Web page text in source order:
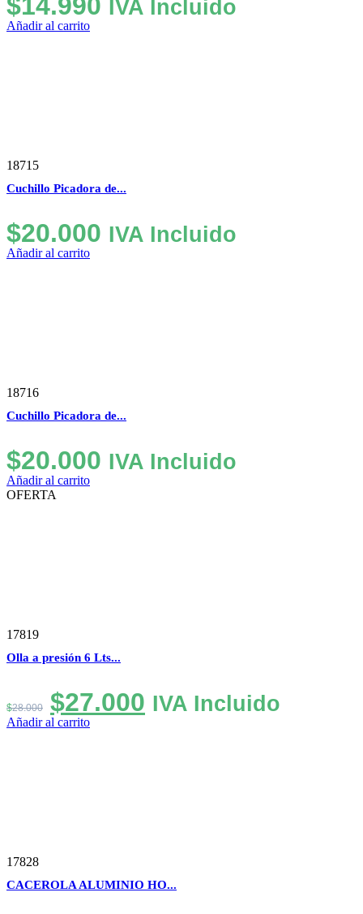
IVA Incluido
Añadir al carrito
18715
Cuchillo Picadora de...
$20.000 IVA Incluido
Añadir al carrito
18716
Cuchillo Picadora de...
$20.000 IVA Incluido
Añadir al carrito
OFERTA
17819
Olla a presión 6 Lts...
$28.000 El
precio
$27.000 El
precio
IVA Incluido
Añadir al carrito
17828
CACEROLA ALUMINIO HO...